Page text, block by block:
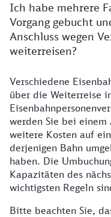
Ich habe mehrere
Vorgang gebucht
Anschluss wegen
weiterreisen?
Ich habe mehrere
Verschiedene
über die Weiterreise
werden Sie bei einem
weitere Kosten auf
derjenigen Bahn
haben. Die
Kapazitäten des
wichtigsten Regeln
Bitte beachten Sie,